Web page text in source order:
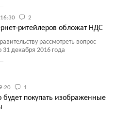
2
ритейлеров обложат НДС
рассмотреть вопрос
декабря 2016 года
1
покупать изображенные